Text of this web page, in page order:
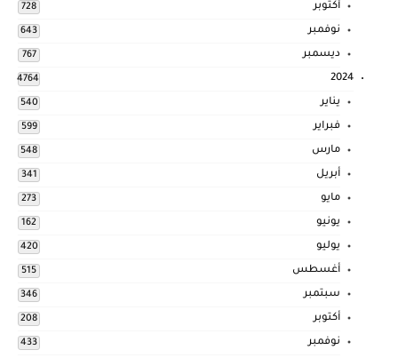
أكتوبر 728
نوفمبر 643
ديسمبر 767
2024
4764
يناير 540
فبراير 599
مارس 548
أبريل 341
مايو 273
يونيو 162
يوليو 420
أغسطس 515
سبتمبر 346
أكتوبر 208
نوفمبر 433